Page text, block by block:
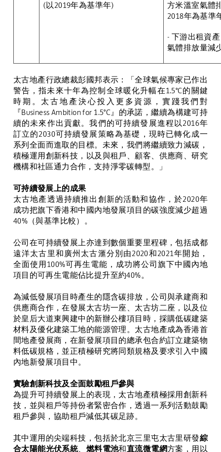
(以2019年為基準年)
方米溫室氣體
2018年為基準
- 下游出租資產
氣體排放量減
太古地產行政總裁彭國邦表示：「全球氣候專家已作出
警告，指未來十年為控制全球暖化升幅在1.5°C的關鍵
時期。太古地產決心投入更多資源，實踐我們對
『Business Ambition for 1.5°C』的承諾，繼續為構建可持
續的未來作出貢獻。我們的可持續發展進程以2016年
訂立的2030可持續發展策略為基礎，現時已轉化成一
系列全面而進取的目標。未來，我們將繼續致力減碳，
積極運用創新科技，以及與租戶、顧客、供應商、研究
機構和社區通力合作，支持淨零碳轉型。」
可持續發展上的成果
太古地產透過持續推出創新的活動和協作，於2020年
成功把旗下香港和中國內地發展項目的碳強度減少超過
40% （與基準比較）。
公司在可持續發展上亦達到數個重要里程碑，包括成都
遠洋太古里和廣州太古滙分別由2020和2021年開始，
全面使用100%可再生電能，成功將公司旗下中國內地
項目的可再生電能佔比提升至約40%。
為減低發展項目時產生的隱含碳排放，公司與承建商和
供應商合作，在發展太古坊一座、太古坊二座，以及位
於皇后大道東興建中的新辦公樓項目時，採購低碳建築
材料及優化建築工地的能源管理。太古地產成為香港首
間地產發展商，在新發展項目的總承包合約訂立建築物
料低碳規格，並正積極研究將同類規格及要求引入中國
內地新發展項目中。
實驗創新科技及全面鼓勵租戶參與
為提升可持續發展上的表現，太古地產積極採用創新科
技，並與租戶等持份者緊密合作，透過一系列活動鼓勵
租戶參與，協助租戶減低其碳足跡。
其中運用的尖端科技，包括於北京三里屯太古里研發綜
合太陽能光伏系統、 燃料電池和直流微電網方案，用以